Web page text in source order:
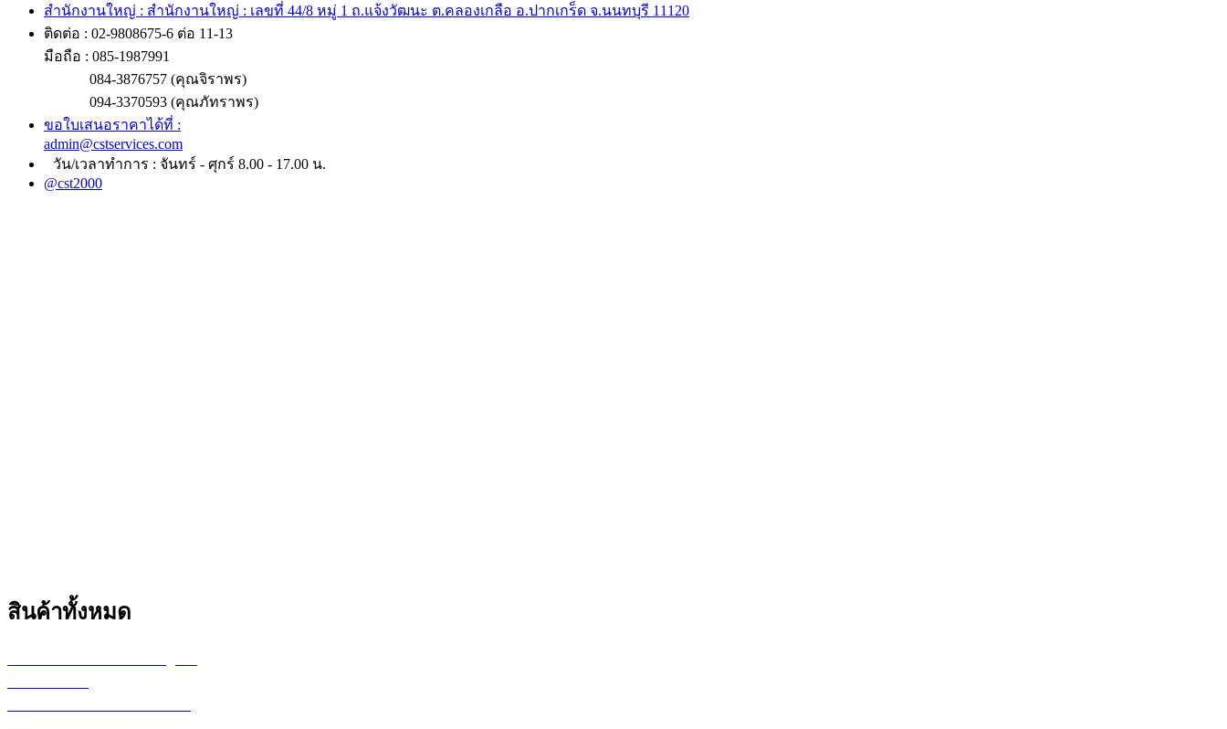
สำนักงานใหญ่ : สำนักงานใหญ่ : เลขที่ 44/8 หมู่ 1 ถ.แจ้งวัฒนะ ต.คลองเกลือ อ.ปากเกร็ด จ.นนทบุรี 11120
ติดต่อ : 02-9808675-6 ต่อ 11-13
มือถือ : 085-1987991
084-3876757 (คุณจิราพร)
094-3370593 (คุณภัทราพร)
ขอใบเสนอราคาได้ที่ :
admin@cstservices.com
วัน/เวลาทำการ : จันทร์ - ศุกร์ 8.00 - 17.00 น.
@cst2000
สินค้าทั้งหมด